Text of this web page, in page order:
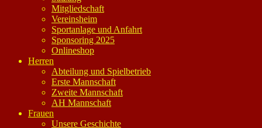
Mitgliedschaft
Vereinsheim
Sportanlage und Anfahrt
Sponsoring 2025
Onlineshop
Herren
Abteilung und Spielbetrieb
Erste Mannschaft
Zweite Mannschaft
AH Mannschaft
Frauen
Unsere Geschichte